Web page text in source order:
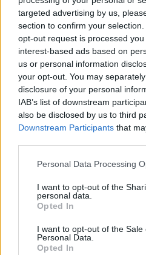
targeted advertising by us,
section to confirm your
opt-out request is processed
interest-based ads based on
us or personal information
your opt-out. You may
disclosure of your personal
IAB’s list of downstream
also be disclosed by us to third
Downstream Participants that
Please note that this website/
not limited to your visit or usage
grant or deny consent to Google
use your data for below
consent section.
Personal Data Processing
I want to opt-out of the
personal data.
Opted In
I want to opt-out of the Sale
Personal Data.
Opted In
Por otra parte, otros
microbioma intestinal
niño nacidos de forma
mayor diversidadque el
cesárea. Estos últimos
este vacío, lo que se
El sarampión es una de
infecciosas conocidas
veces más contagiosa
entrar en el organismo
mucosas o la